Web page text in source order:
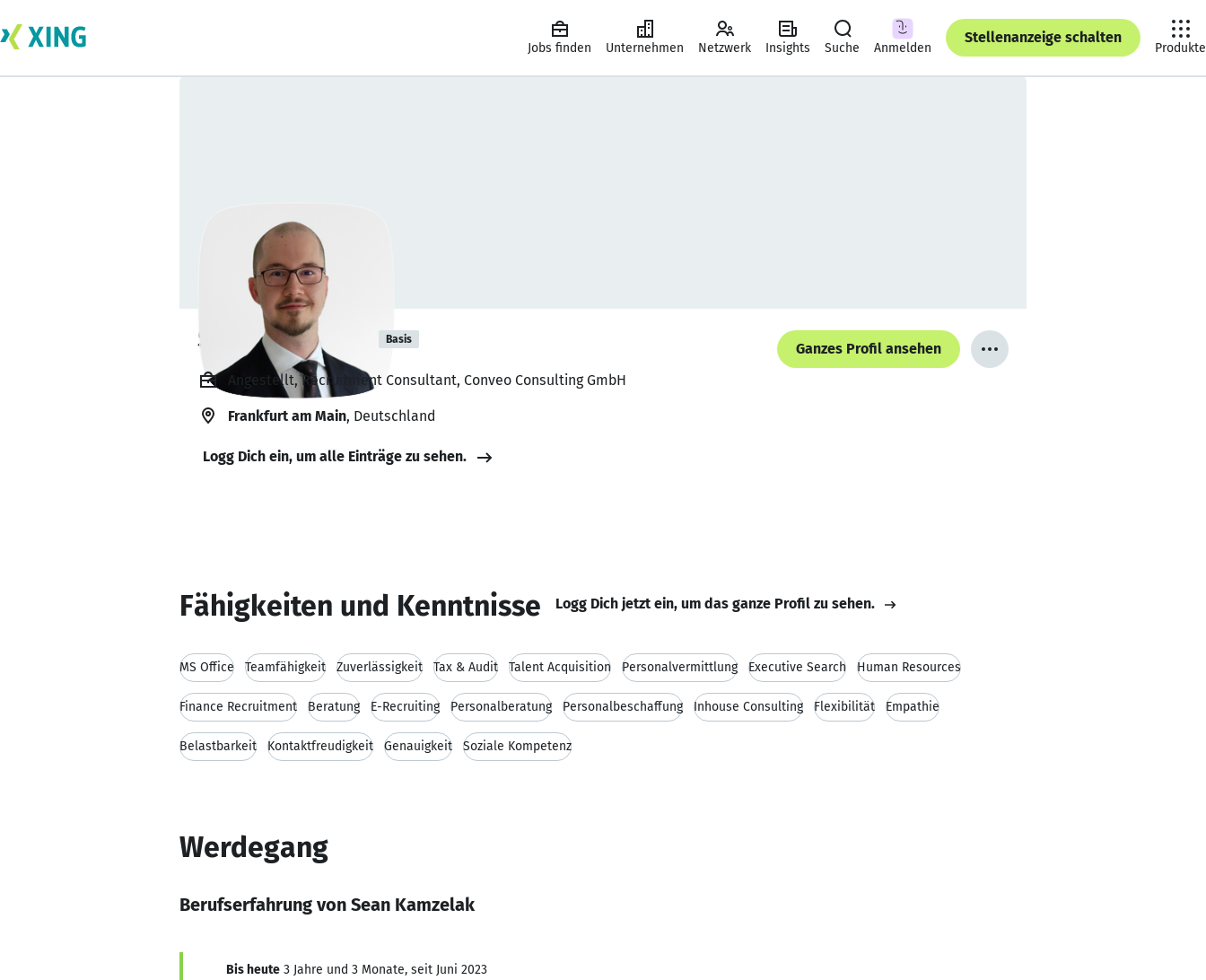
Jobs finden Unternehmen Netzwerk Insights Suche Anmelden
Stellenanzeige schalten
Produkte
Sean Kamzelak Basis
Ganzes Profil ansehen
Angestellt, Recruitment Consultant, Conveo Consulting GmbH
Frankfurt am Main, Deutschland
Logg Dich ein, um alle Einträge zu sehen.
Fähigkeiten und Kenntnisse Logg Dich jetzt ein, um das ganze Profil zu sehen.
MS Office Teamfähigkeit Zuverlässigkeit Tax & Audit Talent Acquisition Personalvermittlung Executive Search Human Resources
Finance Recruitment Beratung E-Recruiting Personalberatung Personalbeschaffung Inhouse Consulting Flexibilität Empathie
Belastbarkeit Kontaktfreudigkeit Genauigkeit Soziale Kompetenz
Werdegang
Berufserfahrung von Sean Kamzelak
Bis heute 3 Jahre und 3 Monate, seit Juni 2023